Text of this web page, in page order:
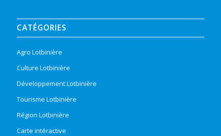
CATÉGORIES
Agro Lotbinière
Culture Lotbinière
Développement Lotbinière
Tourisme Lotbinière
Région Lotbinière
Carte intéractive